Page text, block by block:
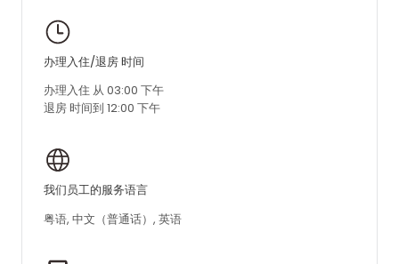
办理入住/退房 时间
办理入住 从 03:00 下午
退房 时间到 12:00 下午
我们员工的服务语言
粤语, 中文（普通话）, 英语